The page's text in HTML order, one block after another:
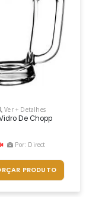
Ver + Detalhes
De Chopp
Por: Direct
PRODUTO